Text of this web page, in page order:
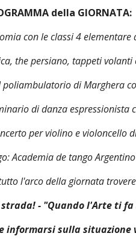
della GIORNATA:
con le classi 4 elementare
the persiano, tappeti volanti
poliambulatorio di Marghera
di danza espressionista
per violino e violoncello
Academia de tango
l'arco della giornata
strada! - "Quando l'Arte ti fa
informarsi sulla situazione